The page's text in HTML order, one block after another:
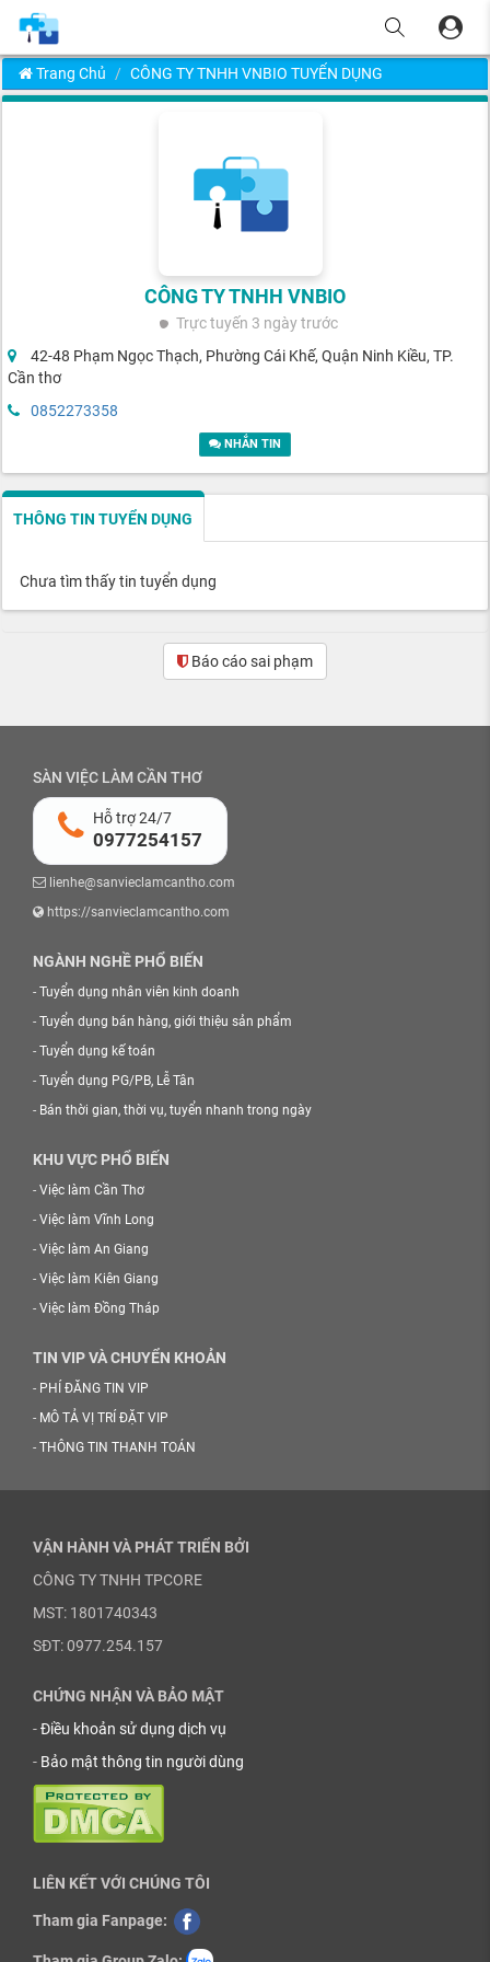
Trang Chủ CÔNG TY TNHH VNBIO TUYỂN DỤNG
CÔNG TY TNHH VNBIO
Trực tuyến 3 ngày trước
42-48 Phạm Ngọc Thạch, Phường Cái Khế, Quận Ninh Kiều, TP.
Cần thơ
0852273358
NHẮN TIN
THÔNG TIN TUYỂN DỤNG
Chưa tìm thấy tin tuyển dụng
Báo cáo sai phạm
SÀN VIỆC LÀM CẦN THƠ
Hỗ trợ 24/7
0977254157
lienhe@sanvieclamcantho.com
https://sanvieclamcantho.com
NGÀNH NGHỀ PHỔ BIẾN
- Tuyển dụng nhân viên kinh doanh
- Tuyển dụng bán hàng, giới thiệu sản phẩm
- Tuyển dụng kế toán
- Tuyển dụng PG/PB, Lễ Tân
- Bán thời gian, thời vụ, tuyển nhanh trong ngày
KHU VỰC PHỔ BIẾN
- Việc làm Cần Thơ
- Việc làm Vĩnh Long
- Việc làm An Giang
- Việc làm Kiên Giang
- Việc làm Đồng Tháp
TIN VIP VÀ CHUYỂN KHOẢN
- PHÍ ĐĂNG TIN VIP
- MÔ TẢ VỊ TRÍ ĐẶT VIP
- THÔNG TIN THANH TOÁN
VẬN HÀNH VÀ PHÁT TRIỂN BỞI
CÔNG TY TNHH TPCORE
MST: 1801740343
SĐT: 0977.254.157
CHỨNG NHẬN VÀ BẢO MẬT
-Điều khoản sử dụng dịch vụ
- Bảo mật thông tin người dùng
LIÊN KẾT VỚI CHÚNG TÔI
Tham gia Fanpage: